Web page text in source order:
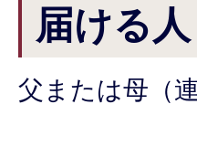
届ける人
父または母（